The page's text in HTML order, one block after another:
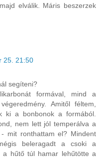
elválik. Máris beszerzek
25. 21:50
segíteni?
formával, mind a
Amitől féltem,
ki a bonbonok a formából.
nem lett jól temperálva a
mit ronthattam el? Mindent
beleragadt a csoki a
hűtő túl hamar lehűtötte a